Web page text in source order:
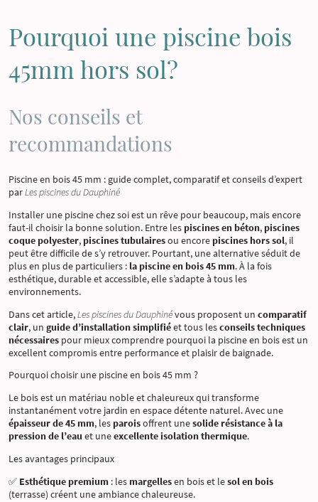
Pourquoi une piscine bois
45mm hors sol?
Nos conseils et
recommandations
Piscine en bois 45 mm : guide complet, comparatif et conseils d’expert
parLes piscines du Dauphiné
Installer une piscine chez soi est un rêve pour beaucoup, mais encore
faut-il choisir la bonne solution. Entre les piscines en béton, piscines
coque polyester, piscines tubulairesou encore piscines hors sol, il
peut être difficile de s’y retrouver. Pourtant, une alternative séduit de
plus en plus de particuliers : la piscine en bois 45 mm. À la fois
esthétique, durable et accessible, elle s’adapte à tous les
environnements.
Dans cet article,Les piscines du Dauphinévous proposent un comparatif
clair, un guide d’installation simplifiéet tous lesconseils techniques
nécessaires pour mieux comprendre pourquoi la piscine en bois est un
excellent compromis entre performance et plaisir de baignade.
Pourquoi choisir une piscine en bois 45 mm ?
Le bois est un matériau noble et chaleureux qui transforme
instantanément votre jardin en espace détente naturel. Avec une
épaisseur de 45 mm, les paroisoffrent unesolide résistance à la
pression de l’eau et uneexcellente isolation thermique.
Les avantages principaux
✅ Esthétique premium : les margellesen bois et lesol en bois
(terrasse) créent une ambiance chaleureuse.